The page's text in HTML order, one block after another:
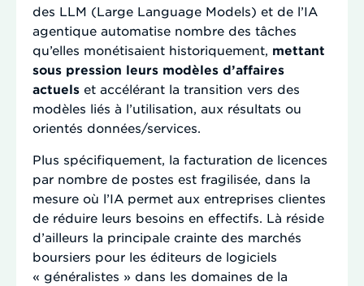
des LLM (Large Language Models) et de l’IA
agentique automatise nombre des tâches
qu’elles monétisaient historiquement, mettant
sous pression leurs modèles d’affaires
actuels et accélérant la transition vers des
modèles liés à l’utilisation, aux résultats ou
orientés données/services.
Plus spécifiquement, la facturation de licences
par nombre de postes est fragilisée, dans la
mesure où l’IA permet aux entreprises clientes
de réduire leurs besoins en effectifs. Là réside
d’ailleurs la principale crainte des marchés
boursiers pour les éditeurs de logiciels
« généralistes » dans les domaines de la